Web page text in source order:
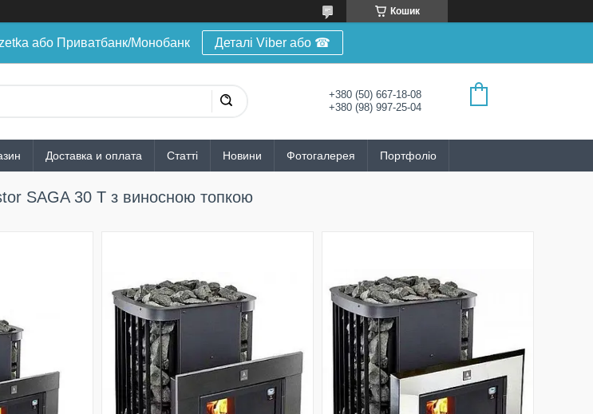
Кошик
або Приватбанк/Монобанк Деталі Viber або ☎
+380 (50) 667-18-08
+380 (98) 997-25-04
Доставка и оплата Статті Новини Фотогалерея Портфоліо
SAGA 30 Т з виносною топкою